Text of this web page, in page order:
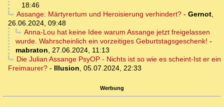
18:46
Assange: Märtyrertum und Heroisierung verhindert?- Gernot,
26.06.2024, 09:48
Anna-Lou hat keine Idee warum Assange jetzt freigelassen
wurde. Wahrscheinlich ein vorzeitiges Geburtstagsgeschenk! -
mabraton, 27.06.2024, 11:13
Die Julian Assange PsyOP - Nichts ist so wie es scheint-Ist er ein
Freimaurer? - Illusion, 05.07.2024, 22:33
Werbung